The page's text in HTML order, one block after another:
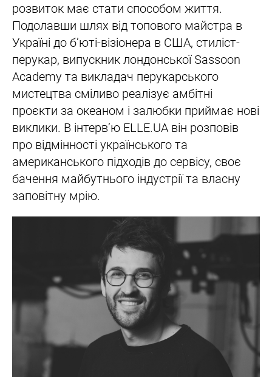
розвиток має стати способом життя.
Подолавши шлях від топового майстра в
Україні до б’юті-візіонера в США, стиліст-
перукар, випускник лондонської Sassoon
Academy та викладач перукарського
мистецтва сміливо реалізує амбітні
проєкти за океаном і залюбки приймає нові
виклики. В інтерв’ю ELLE.UA він розповів
про відмінності українського та
американського підходів до сервісу, своє
бачення майбутнього індустрії та власну
заповітну мрію.